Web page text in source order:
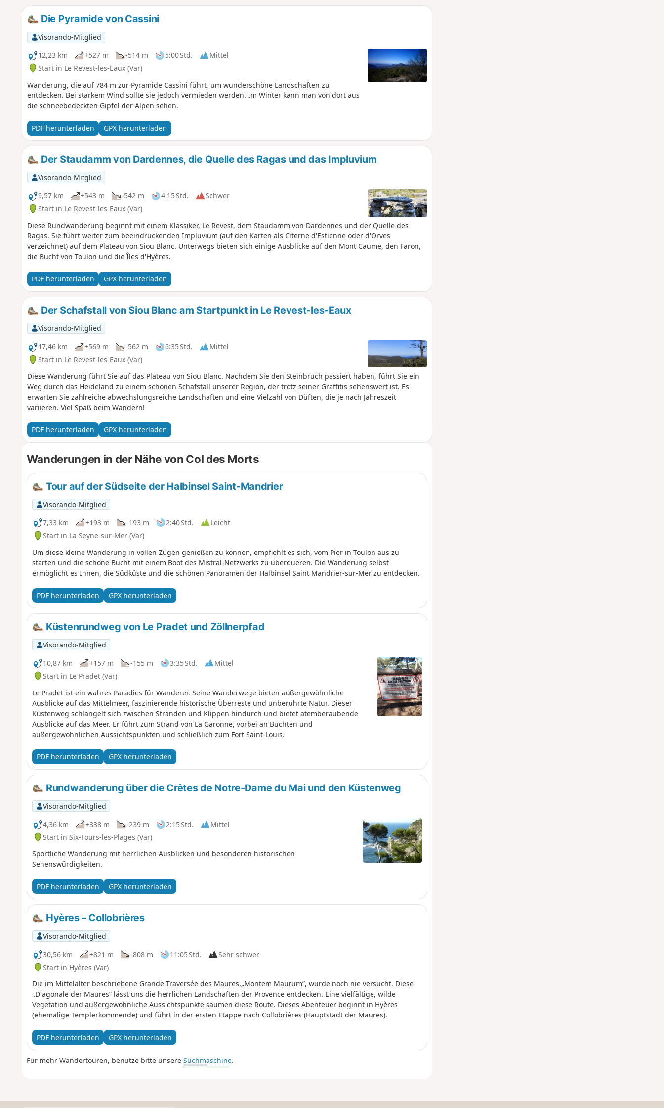
Die Pyramide von Cassini
Visorando-Mitglied
12,23 km
+527 m -514 m 5:00 Std.
Mittel
Start in Le Revest-les-Eaux (Var)
Wanderung, die auf 784 m zur Pyramide Cassini führt, um wunderschöne Landschaften zu
entdecken. Bei starkem Wind sollte sie jedoch vermieden werden. Im Winter kann man von dort aus
die schneebedeckten Gipfel der Alpen sehen.
PDF herunterladen GPX herunterladen
Der Staudamm von Dardennes, die Quelle des Ragas und das Impluvium
Visorando-Mitglied
9,57 km
+543 m -542 m 4:15 Std.
Schwer
Start in Le Revest-les-Eaux (Var)
Diese Rundwanderung beginnt mit einem Klassiker, Le Revest, dem Staudamm von Dardennes und der Quelle des
Ragas. Sie führt weiter zum beeindruckenden Impluvium (auf den Karten als Citerne d'Estienne oder d'Orves
verzeichnet) auf dem Plateau von Siou Blanc. Unterwegs bieten sich einige Ausblicke auf den Mont Caume, den Faron,
die Bucht von Toulon und die Îles d'Hyères.
PDF herunterladen GPX herunterladen
Der Schafstall von Siou Blanc am Startpunkt in Le Revest-les-Eaux
Visorando-Mitglied
17,46 km
+569 m -562 m 6:35 Std.
Mittel
Start in Le Revest-les-Eaux (Var)
Diese Wanderung führt Sie auf das Plateau von Siou Blanc. Nachdem Sie den Steinbruch passiert haben, führt Sie ein
Weg durch das Heideland zu einem schönen Schafstall unserer Region, der trotz seiner Graffitis sehenswert ist. Es
erwarten Sie zahlreiche abwechslungsreiche Landschaften und eine Vielzahl von Düften, die je nach Jahreszeit
variieren. Viel Spaß beim Wandern!
PDF herunterladen GPX herunterladen
Wanderungen in der Nähe von Col des Morts
Tour auf der Südseite der Halbinsel Saint-Mandrier
Visorando-Mitglied
7,33 km
+193 m -193 m 2:40 Std.
Leicht
Start in La Seyne-sur-Mer (Var)
Um diese kleine Wanderung in vollen Zügen genießen zu können, empfiehlt es sich, vom Pier in Toulon aus zu
starten und die schöne Bucht mit einem Boot des Mistral-Netzwerks zu überqueren. Die Wanderung selbst
ermöglicht es Ihnen, die Südküste und die schönen Panoramen der Halbinsel Saint Mandrier-sur-Mer zu entdecken.
PDF herunterladen GPX herunterladen
Küstenrundweg von Le Pradet und Zöllnerpfad
Visorando-Mitglied
10,87 km
+157 m -155 m 3:35 Std.
Mittel
Start in Le Pradet (Var)
Le Pradet ist ein wahres Paradies für Wanderer. Seine Wanderwege bieten außergewöhnliche
Ausblicke auf das Mittelmeer, faszinierende historische Überreste und unberührte Natur. Dieser
Küstenweg schlängelt sich zwischen Stränden und Klippen hindurch und bietet atemberaubende
Ausblicke auf das Meer. Er führt zum Strand von La Garonne, vorbei an Buchten und
außergewöhnlichen Aussichtspunkten und schließlich zum Fort Saint-Louis.
PDF herunterladen GPX herunterladen
Rundwanderung über die Crêtes de Notre-Dame du Mai und den Küstenweg
Visorando-Mitglied
4,36 km
+338 m -239 m 2:15 Std.
Mittel
Start in Six-Fours-les-Plages (Var)
Sportliche Wanderung mit herrlichen Ausblicken und besonderen historischen
Sehenswürdigkeiten.
PDF herunterladen GPX herunterladen
Hyères – Collobrières
Visorando-Mitglied
30,56 km
+821 m -808 m 11:05 Std.
Sehr schwer
Start in Hyères (Var)
Die im Mittelalter beschriebene Grande Traversée des Maures,„Montem Maurum”, wurde noch nie versucht. Diese
„Diagonale der Maures” lässt uns die herrlichen Landschaften der Provence entdecken. Eine vielfältige, wilde
Vegetation und außergewöhnliche Aussichtspunkte säumen diese Route. Dieses Abenteuer beginnt in Hyères
(ehemalige Templerkommende) und führt in der ersten Etappe nach Collobrières (Hauptstadt der Maures).
PDF herunterladen GPX herunterladen
Für mehr Wandertouren, benutze bitte unsere Suchmaschine.